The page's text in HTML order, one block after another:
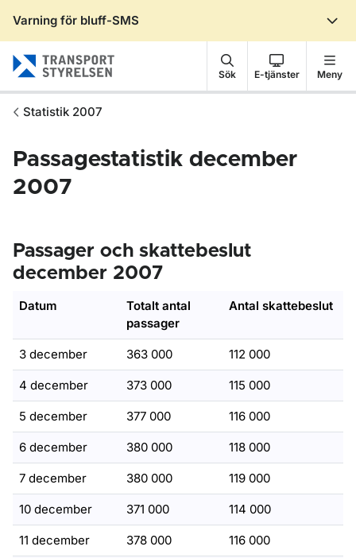
Varning för bluff-SMS
Sök E-tjänster Meny
Statistik 2007
Passagestatistik december
2007
Passager och skattebeslut
december 2007
Datum
Totalt antal
passager
Antal skattebeslut
3 december 363 000 112 000
4 december 373 000 115 000
5 december 377 000 116 000
6 december 380 000 118 000
7 december 380 000 119 000
10 december 371 000 114 000
11 december 378 000 116 000